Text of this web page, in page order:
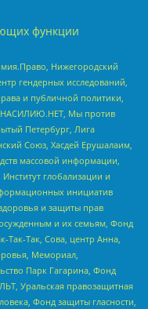
функции
Нижегородский
гендерных исследований,
и публичной политики,
НАСИЛИЮ.НЕТ, Мы против
Петербург, Лига
Союз, Хасдей Ерушалаим,
массовой информации,
глобализации и
инициатив
и защиты прав
и их семьям, Фонд
Так-Так, Сова, центр Анна,
Мемориал,
Парк Гагарина, Фонд
Уральская правозащитная
Фонд защиты гласности,